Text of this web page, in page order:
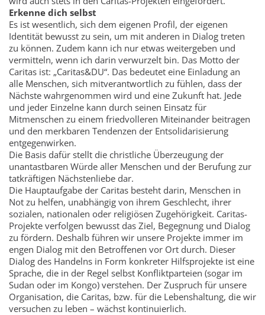
Erkenne dich selbst
Es ist wesentlich, sich dem eigenen Profil, der eigenen
Identität bewusst zu sein, um mit anderen in Dialog treten
zu können. Zudem kann ich nur etwas weitergeben und
vermitteln, wenn ich darin verwurzelt bin. Das Motto der
Caritas ist: „Caritas&DU“. Das bedeutet eine Einladung an
alle Menschen, sich mitverantwortlich zu fühlen, dass der
Nächste wahrgenommen wird und eine Zukunft hat. Jede
und jeder Einzelne kann durch seinen Einsatz für
Mitmenschen zu einem friedvolleren Miteinander beitragen
und den merkbaren Tendenzen der Entsolidarisierung
entgegenwirken.
Die Basis dafür stellt die christliche Überzeugung der
unantastbaren Würde aller Menschen und der Berufung zur
tatkräftigen Nächstenliebe dar.
Die Hauptaufgabe der Caritas besteht darin, Menschen in
Not zu helfen, unabhängig von ihrem Geschlecht, ihrer
sozialen, nationalen oder religiösen Zugehörigkeit. Caritas-
Projekte verfolgen bewusst das Ziel, Begegnung und Dialog
zu fördern. Deshalb führen wir unsere Projekte immer im
engen Dialog mit den Betroffenen vor Ort durch. Dieser
Dialog des Handelns in Form konkreter Hilfsprojekte ist eine
Sprache, die in der Regel selbst Konfliktparteien (sogar im
Sudan oder im Kongo) verstehen. Der Zuspruch für unsere
Organisation, die Caritas, bzw. für die Lebenshaltung, die wir
versuchen zu leben – wächst kontinuierlich.